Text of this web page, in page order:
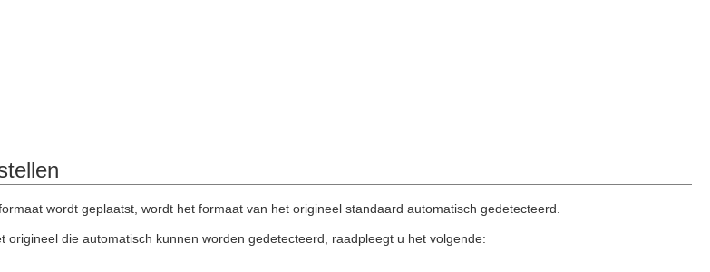
wordt geplaatst, wordt het formaat van het origineel standaard automatisch gedetecteerd.
origineel die automatisch kunnen worden gedetecteerd, raadpleegt u het volgende: